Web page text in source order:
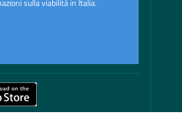
sulla viabilità in Italia.